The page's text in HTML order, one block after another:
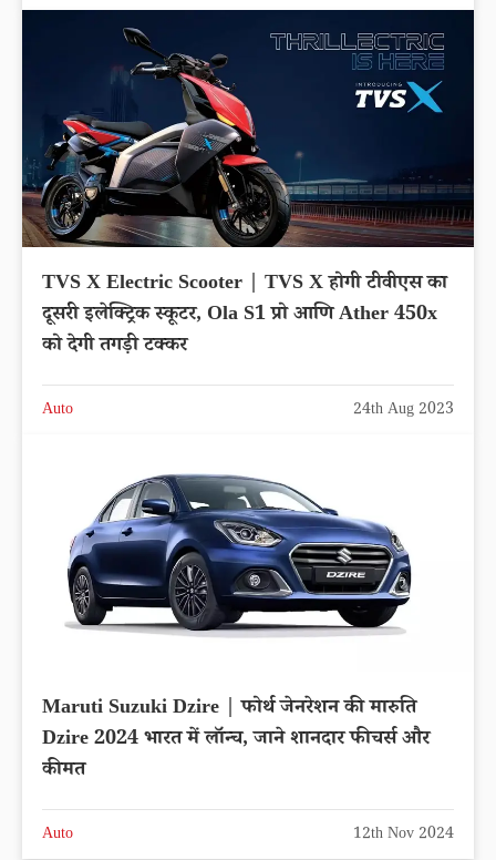
TVS X Electric Scooter | TVS X होगी टीवीएस का
दूसरी इलेक्ट्रिक स्कूटर, Ola S1 प्रो आणि Ather 450x
को देगी तगड़ी टक्कर
Auto 24th Aug 2023
Maruti Suzuki Dzire | फोर्थ जेनरेशन की मारुति
Dzire 2024 भारत में लॉन्च, जाने शानदार फीचर्स और
कीमत
Auto 12th Nov 2024